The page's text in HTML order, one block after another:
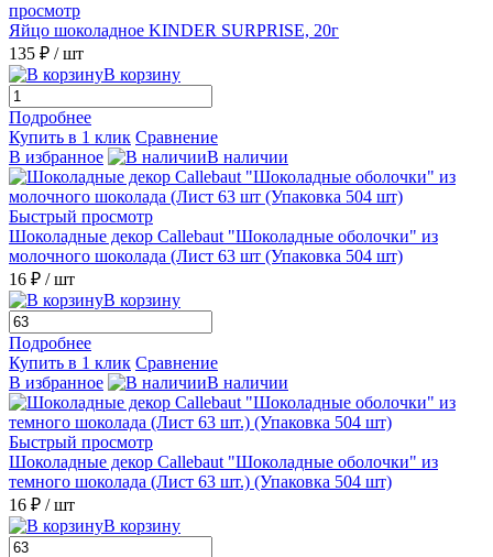
просмотр
Яйцо шоколадное KINDER SURPRISE, 20г
135 ₽ / шт
В корзину
Подробнее
Купить в 1 клик Сравнение
В избранное
В наличии
Быстрый просмотр
Шоколадные декор Callebaut "Шоколадные оболочки" из
молочного шоколада (Лист 63 шт (Упаковка 504 шт)
16 ₽ / шт
В корзину
Подробнее
Купить в 1 клик Сравнение
В избранное
В наличии
Быстрый просмотр
Шоколадные декор Callebaut "Шоколадные оболочки" из
темного шоколада (Лист 63 шт.) (Упаковка 504 шт)
16 ₽ / шт
В корзину